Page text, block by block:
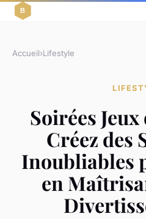
Accueil›Lifestyle
Soirées
Créez des
Inoubliables
en